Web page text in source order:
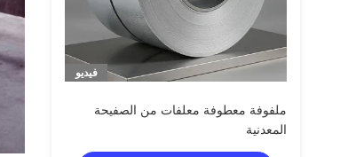
فيديو
ملفوفة معطوفة معلفات من الصفيحة
المعدنية